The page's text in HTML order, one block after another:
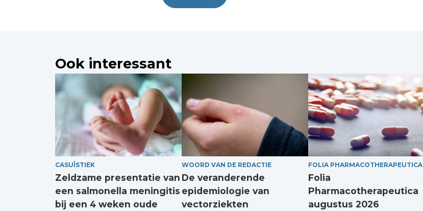
Ook interessant
CASUÏSTIEK
Zeldzame presentatie van
een salmonella meningitis
bij een 4 weken oude
WOORD VAN DE REDACTIE
De veranderende
epidemiologie van
vectorziekten
FOLIA PHARMACOTHERAPEUTICA
Folia
Pharmacotherapeutica
augustus 2026